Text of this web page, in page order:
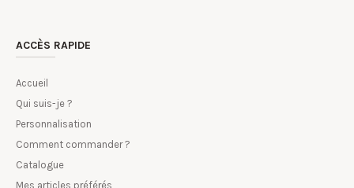
ACCÈS RAPIDE
Accueil
Qui suis-je ?
Personnalisation
Comment commander ?
Catalogue
Mes articles préférés